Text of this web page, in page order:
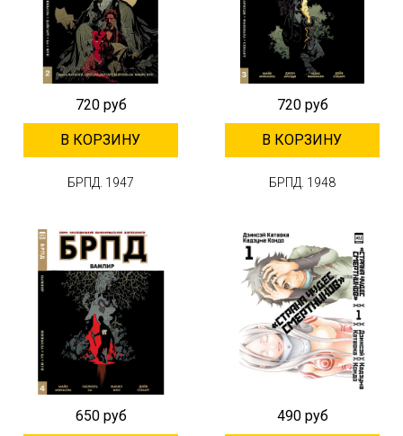
720 руб
В КОРЗИНУ
БРПД. 1947
720 руб
В КОРЗИНУ
БРПД. 1948
650 руб 490 руб